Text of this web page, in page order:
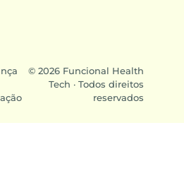
© 2026 Funcional Health
Tech · Todos direitos
reservados